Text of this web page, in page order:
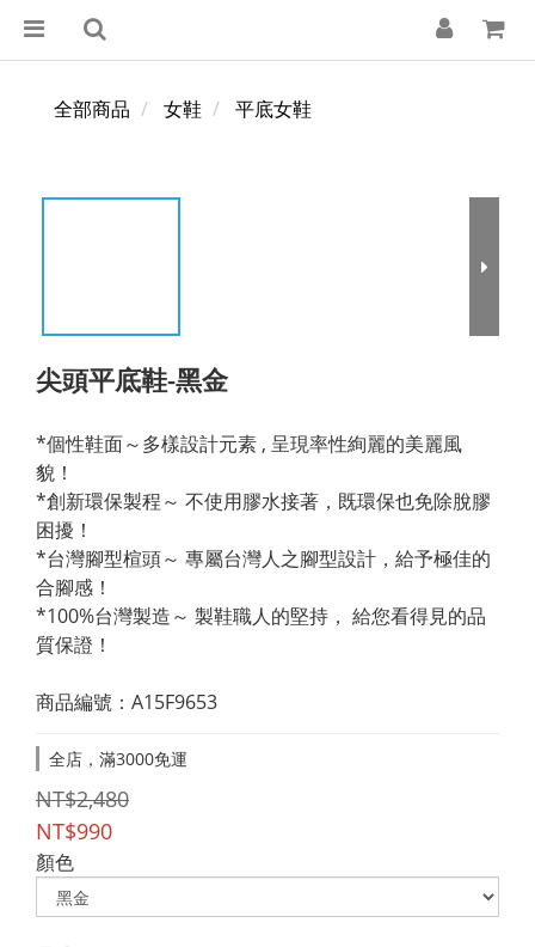
全部商品 女鞋 平底女鞋
尖頭平底鞋-黑金
*個性鞋面～多樣設計元素 , 呈現率性絢麗的美麗風
貌！
*創新環保製程～ 不使用膠水接著，既環保也免除脫膠
困擾！
*台灣腳型楦頭～ 專屬台灣人之腳型設計，給予極佳的
合腳感！
*100%台灣製造～ 製鞋職人的堅持， 給您看得見的品
質保證！
商品編號：A15F9653
全店，滿3000免運
NT$2,480
NT$990
顏色